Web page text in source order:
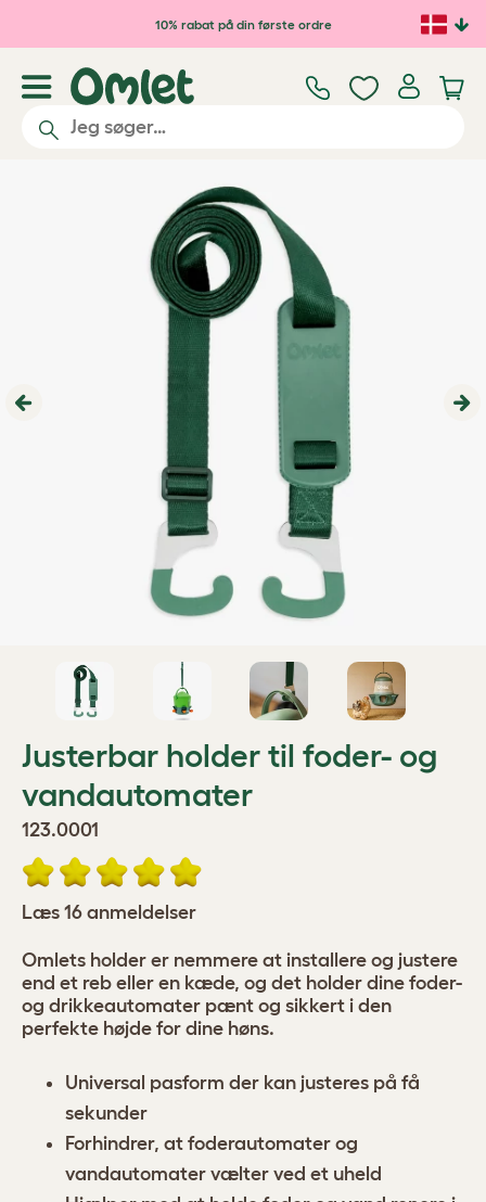
Gå til hovedindhold10% rabat på din første ordre
Previous
Justerbar holder til foder- og
vandautomater
123.0001
Læs 16 anmeldelser
Omlets holder er nemmere at installere og justere
end et reb eller en kæde, og det holder dine foder-
og drikkeautomater pænt og sikkert i den
perfekte højde for dine høns.
Universal pasform der kan justeres på få
sekunder
Forhindrer, at foderautomater og
vandautomater vælter ved et uheld